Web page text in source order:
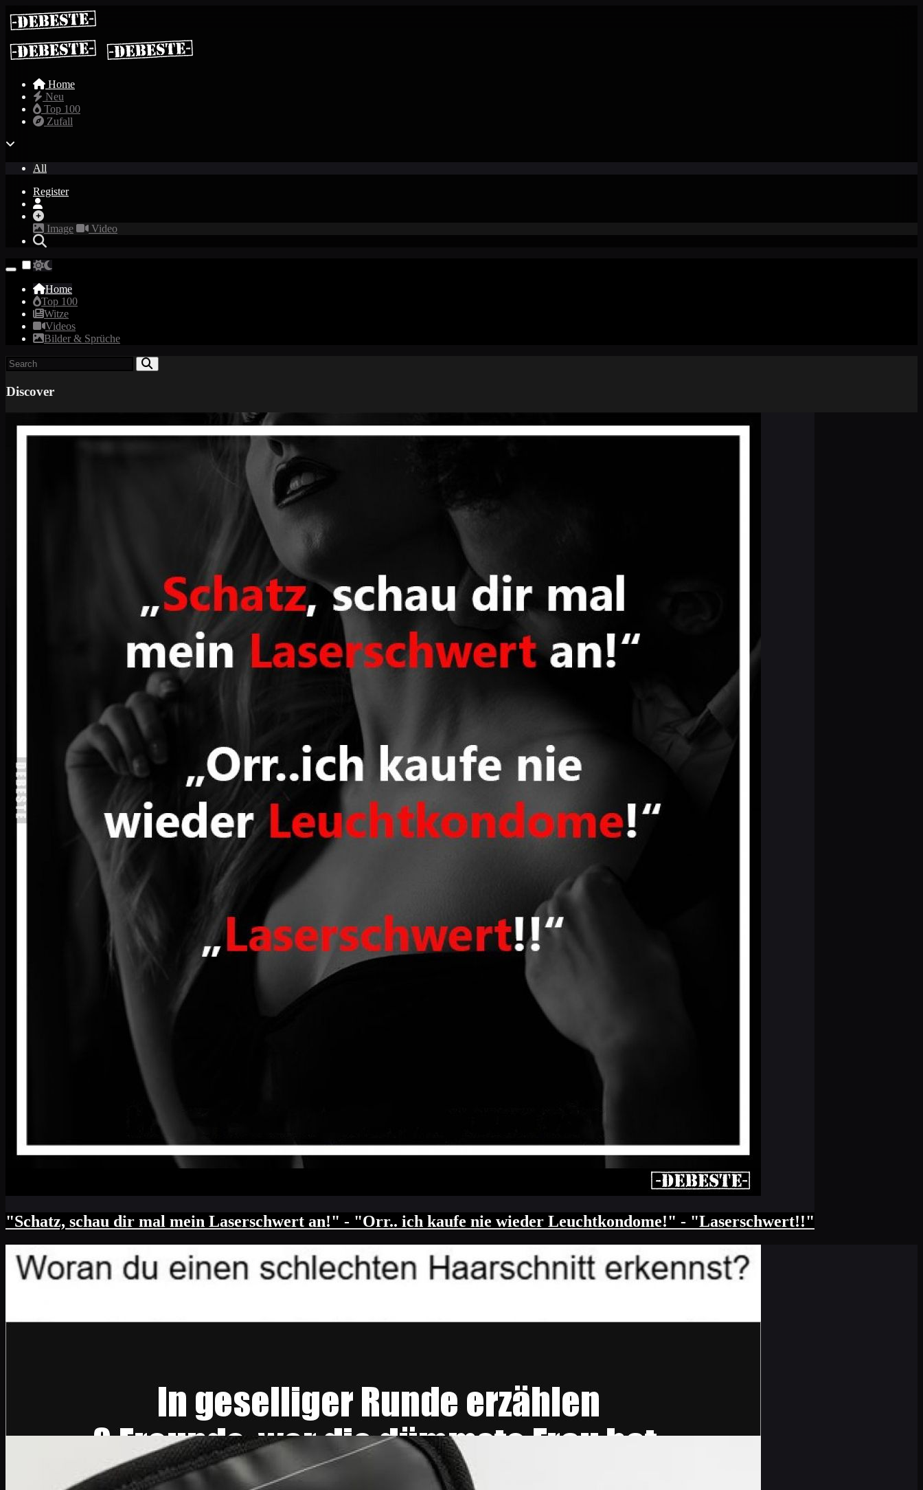
Home
Neu
Top 100
Zufall
All
Register
Image Video
Home
Top 100
Witze
Videos
Bilder & Sprüche
Discover
"Schatz, schau dir mal mein Laserschwert an!" - "Orr.. ich kaufe nie wieder Leuchtkondome!" - "Laserschwert!!"